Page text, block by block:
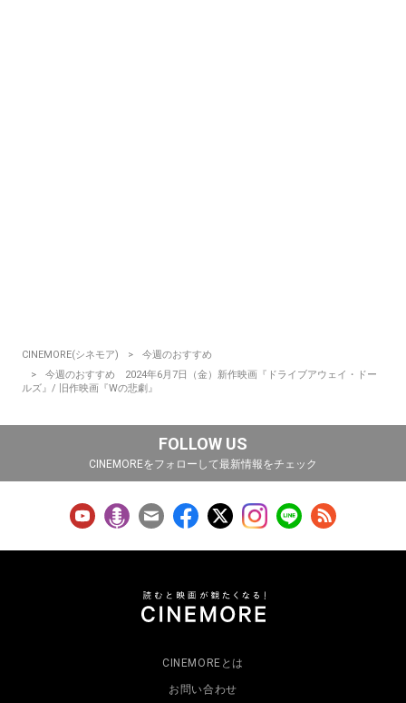
CINEMORE(シネモア)
今週のおすすめ
今週のおすすめ 2024年6月7日（金）新作映画『ドライブアウェイ・ドー
ルズ』/ 旧作映画『Wの悲劇』
FOLLOW US
CINEMOREをフォローして最新情報をチェック
CINEMOREとは
お問い合わせ